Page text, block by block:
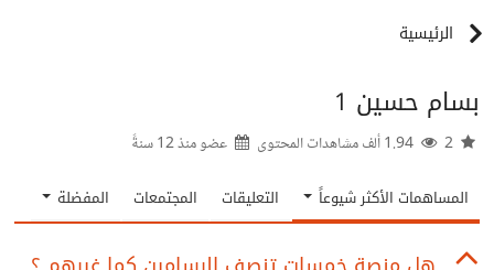
الرئيسية
بسام حسين 1
عضو منذ12 سنةً
المساهمات الأكثر شيوعاً التعليقات المجتمعات المفضلة